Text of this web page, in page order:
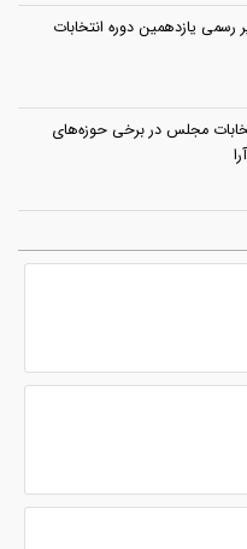
رسمی یازدهمین دوره انتخابات
مجلس در برخی حوزه‌های